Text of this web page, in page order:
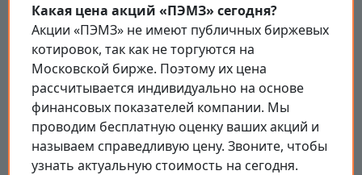
Какая цена акций «ПЭМЗ» сегодня?
Акции «ПЭМЗ» не имеют публичных биржевых
котировок, так как не торгуются на
Московской бирже. Поэтому их цена
рассчитывается индивидуально на основе
финансовых показателей компании. Мы
проводим бесплатную оценку ваших акций и
называем справедливую цену. Звоните, чтобы
узнать актуальную стоимость на сегодня.